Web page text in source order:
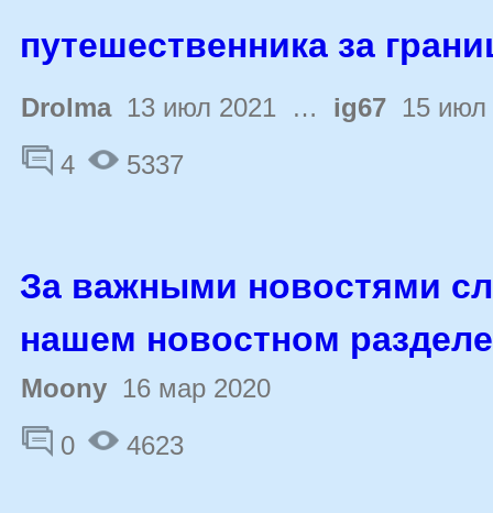
путешественника за
Drolma13 июл 2021 … ig67 15 июл
4
5337
За важными новостями
нашем новостном разделе
Moony 16 мар 2020
0
4623